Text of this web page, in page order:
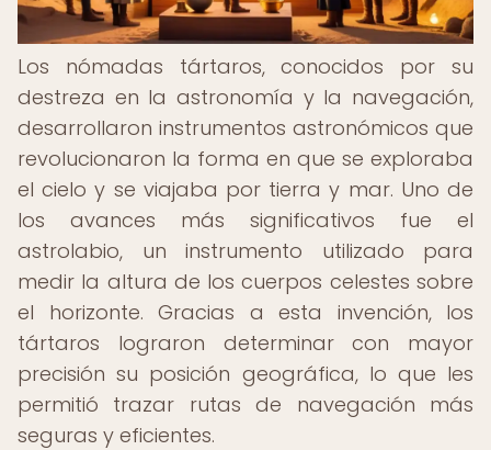
Los nómadas tártaros, conocidos por su
destreza en la astronomía y la navegación,
desarrollaron instrumentos astronómicos que
revolucionaron la forma en que se exploraba
el cielo y se viajaba por tierra y mar. Uno de
los avances más significativos fue el
astrolabio, un instrumento utilizado para
medir la altura de los cuerpos celestes sobre
el horizonte. Gracias a esta invención, los
tártaros lograron determinar con mayor
precisión su posición geográfica, lo que les
permitió trazar rutas de navegación más
seguras y eficientes.